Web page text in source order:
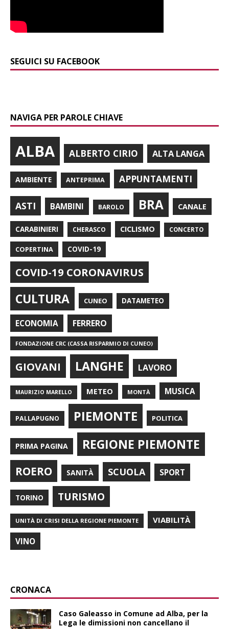
SEGUICI SU FACEBOOK
NAVIGA PER PAROLE CHIAVE
ALBA ALBERTO CIRIO ALTA LANGA
AMBIENTE ANTEPRIMA APPUNTAMENTI
ASTI BAMBINI BAROLO BRA CANALE
CARABINIERI CHERASCO CICLISMO CONCERTO
COPERTINA COVID-19
COVID-19 CORONAVIRUS
CULTURA CUNEO DATAMETEO
ECONOMIA FERRERO
FONDAZIONE CRC (CASSA RISPARMIO DI CUNEO)
GIOVANI LANGHE LAVORO
MAURIZIO MARELLO METEO MONTÀ MUSICA
PALLAPUGNO PIEMONTE POLITICA
PRIMA PAGINA REGIONE PIEMONTE
ROERO SANITÀ SCUOLA SPORT
TORINO TURISMO
UNITÀ DI CRISI DELLA REGIONE PIEMONTE VIABILITÀ
VINO
CRONACA
Caso Galeasso in Comune ad Alba, per la
Lega le dimissioni non cancellano il